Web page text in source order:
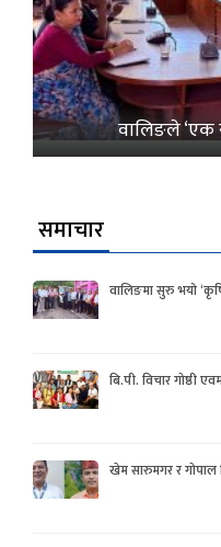
वालिङले ‘एक
समाचार
वालिङमा सुरु भयो
बि.पी. विचार गोष्ठी
खेम सारुमगर र गोपाल